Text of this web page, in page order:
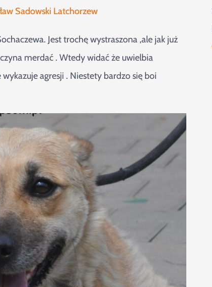
Sadowski Latchorzew
Jest trochę wystraszona ,ale jak już
merdać . Wtedy widać że uwielbia
agresji . Niestety bardzo się boi